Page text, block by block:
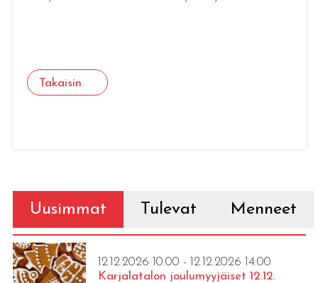
Takaisin
Uusimmat Tulevat Menneet
12.12.2026 10:00 - 12.12.2026 14:00
Karjalatalon joulumyyjäiset 12.12.